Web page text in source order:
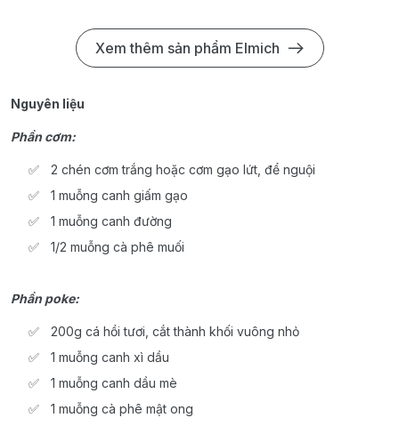
Xem thêm sản phẩm Elmich
Nguyên liệu
Phần cơm:
2 chén cơm trắng hoặc cơm gạo lứt, để nguội
1 muỗng canh giấm gạo
1 muỗng canh đường
1/2 muỗng cà phê muối
Phần poke:
200g cá hồi tươi, cắt thành khối vuông nhỏ
1 muỗng canh xì dầu
1 muỗng canh dầu mè
1 muỗng cà phê mật ong